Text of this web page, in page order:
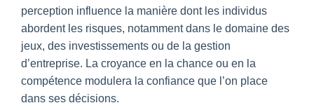
perception influence la manière dont les individus
abordent les risques, notamment dans le domaine des
jeux, des investissements ou de la gestion
d’entreprise. La croyance en la chance ou en la
compétence modulera la confiance que l’on place
dans ses décisions.